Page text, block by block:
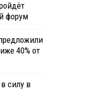
форум
40% от
силу в